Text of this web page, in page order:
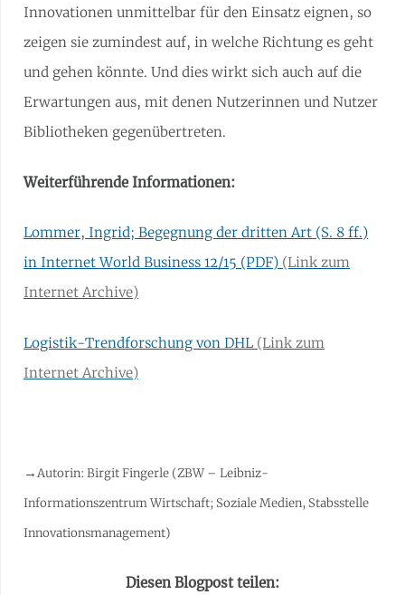
Innovationen unmittelbar für den Einsatz eignen, so
zeigen sie zumindest auf, in welche Richtung es geht
und gehen könnte. Und dies wirkt sich auch auf die
Erwartungen aus, mit denen Nutzerinnen und Nutzer
Bibliotheken gegenübertreten.
Weiterführende Informationen:
Lommer, Ingrid; Begegnung der dritten Art (S. 8 ff.)
in Internet World Business 12/15 (PDF)
Logistik-Trendforschung von DHL
→Autorin: Birgit Fingerle (ZBW – Leibniz-
Informationszentrum Wirtschaft; Soziale Medien, Stabsstelle
Innovationsmanagement)
Diesen Blogpost teilen: